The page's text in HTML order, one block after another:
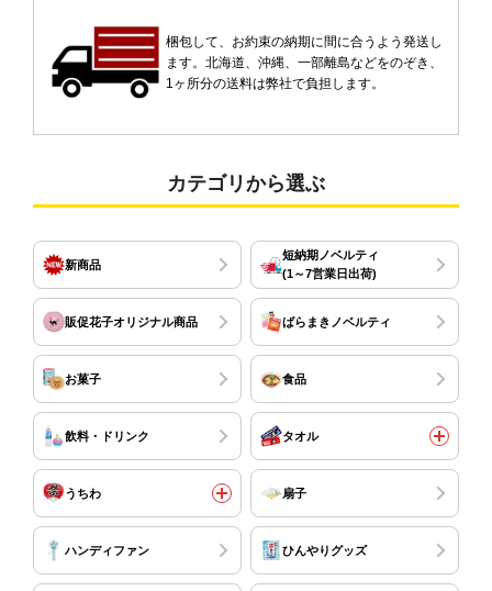
梱包して、お約束の納期に間に合うよう発送し
ます。北海道、沖縄、一部離島などをのぞき、
1ヶ所分の送料は弊社で負担します。
カテゴリから選ぶ
新商品
短納期ノベルティ
(1～7営業日出荷)
販促花子オリジナル商品 ばらまきノベルティ
お菓子 食品
飲料・ドリンク タオル
うちわ 扇子
ハンディファン ひんやりグッズ